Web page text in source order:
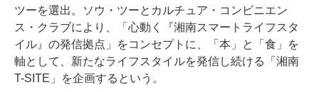
ツーを選出。ソウ・ツーとカルチュア・コンビニエン
ス・クラブにより、「心動く『湘南スマートライフスタ
イル』の発信拠点」をコンセプトに、「本」と「食」を
軸として、新たなライフスタイルを発信し続ける「湘南
T-SITE」を企画するという。